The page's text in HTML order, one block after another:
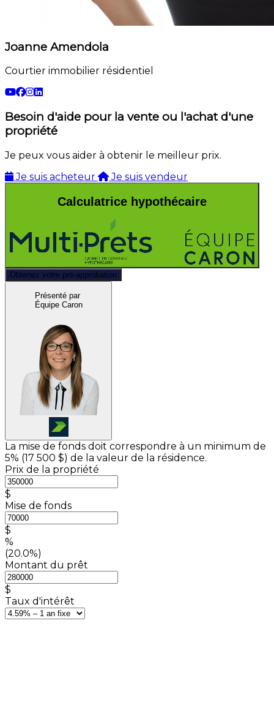
Joanne Amendola
Courtier immobilier résidentiel
Besoin d'aide pour la vente ou l'achat d'une
propriété
Je peux vous aider à obtenir le meilleur prix.
Je suis acheteur
Je suis vendeur
Calculatrice hypothécaire
Obtenez votre pré-approbation
Présenté par
Équipe Caron
La mise de fonds doit correspondre à un minimum de
5% (17 500 $) de la valeur de la résidence.
Prix de la propriété
$
Mise de fonds
$
%
(20.0%)
Montant du prêt
$
Taux d'intérêt